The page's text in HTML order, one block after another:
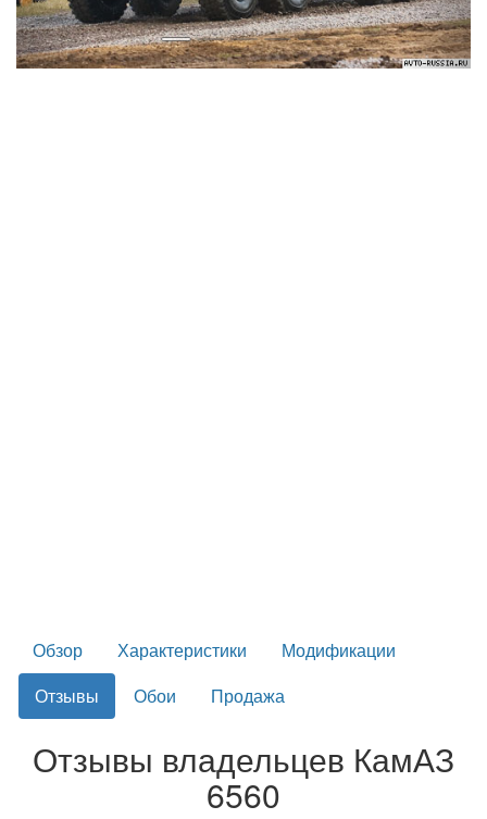
Обзор Характеристики
Модификации
Отзывы
Обои Продажа
Отзывы владельцев КамАЗ
6560